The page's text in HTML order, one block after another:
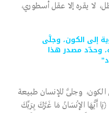
لا يقره إلا عقل أسطوري،
إلى الكون، وجلَّى
وحدّد مصدر هذا
الكون، وجلَّى للإنسان طبيعة
أَيُّهَا الإِنْسَانُ مَا غَرَّكَ بِرَبِّكَ